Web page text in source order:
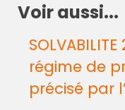
Voir aussi...
régime de
précisé par